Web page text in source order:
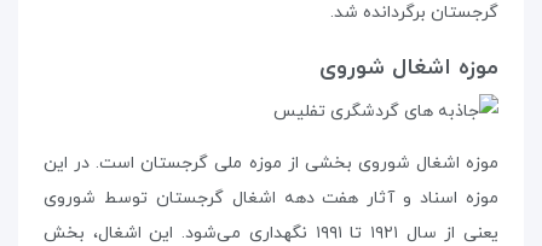
گرجستان برگردانده شد.
موزه‌ اشغال شوروی
موزه‌ اشغال شوروی بخشی از موزه‌ ملی گرجستان است. در این
موزه اسناد و آثار هفت دهه اشغال گرجستان توسط شوروی
یعنی از سال ۱۹۲۱ تا ۱۹۹۱ نگهداری می‌شود. این اشغال، بخش